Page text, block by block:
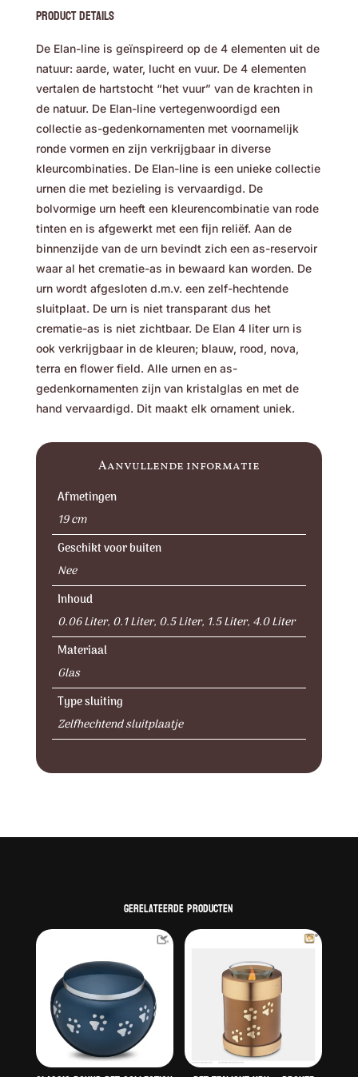
Product Details
De Elan-line is geïnspireerd op de 4 elementen uit de
natuur: aarde, water, lucht en vuur. De 4 elementen
vertalen de hartstocht “het vuur” van de krachten in
de natuur. De Elan-line vertegenwoordigd een
collectie as-gedenkornamenten met voornamelijk
ronde vormen en zijn verkrijgbaar in diverse
kleurcombinaties. De Elan-line is een unieke collectie
urnen die met bezieling is vervaardigd. De
bolvormige urn heeft een kleurencombinatie van rode
tinten en is afgewerkt met een fijn reliëf. Aan de
binnenzijde van de urn bevindt zich een as-reservoir
waar al het crematie-as in bewaard kan worden. De
urn wordt afgesloten d.m.v. een zelf-hechtende
sluitplaat. De urn is niet transparant dus het
crematie-as is niet zichtbaar. De Elan 4 liter urn is
ook verkrijgbaar in de kleuren; blauw, rood, nova,
terra en flower field. Alle urnen en as-
gedenkornamenten zijn van kristalglas en met de
hand vervaardigd. Dit maakt elk ornament uniek.
Aanvullende informatie
Afmetingen
19 cm
Geschikt voor buiten
Nee
Inhoud
0.06 Liter, 0.1 Liter, 0.5 Liter, 1.5 Liter, 4.0 Liter
Materiaal
Glas
Type sluiting
Zelfhechtend sluitplaatje
Gerelateerde producten